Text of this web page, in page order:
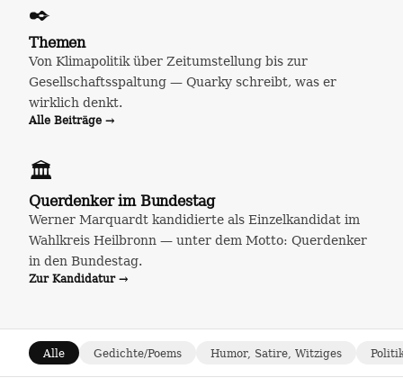
✒️
Themen
Von Klimapolitik über Zeitumstellung bis zur
Gesellschaftsspaltung — Quarky schreibt, was er
wirklich denkt.
Alle Beiträge →
🏛️
Querdenker im Bundestag
Werner Marquardt kandidierte als Einzelkandidat im
Wahlkreis Heilbronn — unter dem Motto: Querdenker
in den Bundestag.
Zur Kandidatur →
Alle Gedichte/Poems Humor, Satire, Witziges